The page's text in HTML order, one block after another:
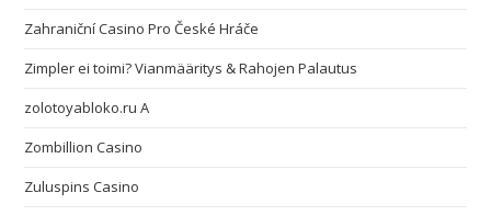
Zahraniční Casino Pro České Hráče
Zimpler ei toimi? Vianmääritys & Rahojen Palautus
zolotoyabloko.ru A
Zombillion Casino
Zuluspins Casino